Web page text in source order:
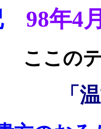
98年4
ここ
「